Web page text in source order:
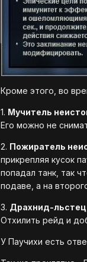
Кроме этого, во
1. Мучитель
Его можно не
2. Пожиратель
прикрепляя кусок
попадал танк, так
подаве, а на
3. Драхнид-льстец
Отхилить рейд и
У Паучихи есть